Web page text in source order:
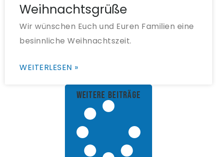
Weihnachtsgrüße
Wir wünschen Euch und Euren Familien eine
besinnliche Weihnachtszeit.
WEITERLESEN »
weitere Beiträge